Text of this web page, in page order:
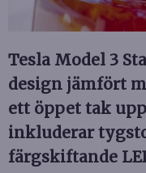
Tesla Model 3
design jämfört
ett öppet tak
inkluderar
färgskiftande